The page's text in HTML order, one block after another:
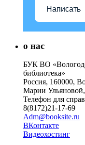
Написать
о нас
БУК ВО
библиотека»
Россия, 160000,
Марии Ульяновой,
Телефон для
8(8172)21-17-69
Adm@booksite.ru
ВКонтакте
Видеохостинг